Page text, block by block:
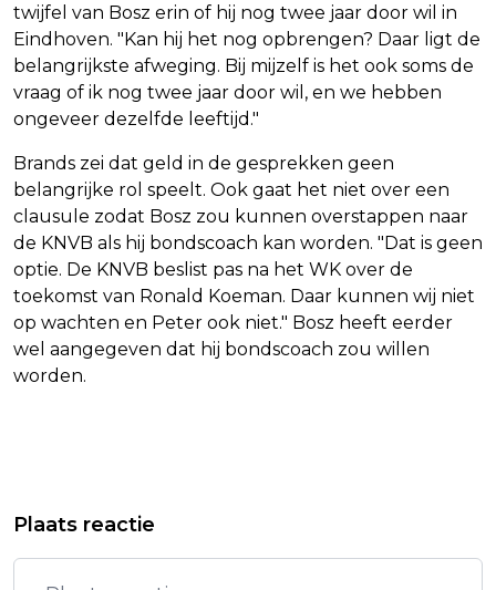
twijfel van Bosz erin of hij nog twee jaar door wil in
Eindhoven. "Kan hij het nog opbrengen? Daar ligt de
belangrijkste afweging. Bij mijzelf is het ook soms de
vraag of ik nog twee jaar door wil, en we hebben
ongeveer dezelfde leeftijd."
Brands zei dat geld in de gesprekken geen
belangrijke rol speelt. Ook gaat het niet over een
clausule zodat Bosz zou kunnen overstappen naar
de KNVB als hij bondscoach kan worden. "Dat is geen
optie. De KNVB beslist pas na het WK over de
toekomst van Ronald Koeman. Daar kunnen wij niet
op wachten en Peter ook niet." Bosz heeft eerder
wel aangegeven dat hij bondscoach zou willen
worden.
ONWAARSCHIJNLIJK, CLUBS KIEZEN
FEYENOORD BEGINT MET READ EN
STEIJN TEGEN HEERENVEEN
Plaats reactie